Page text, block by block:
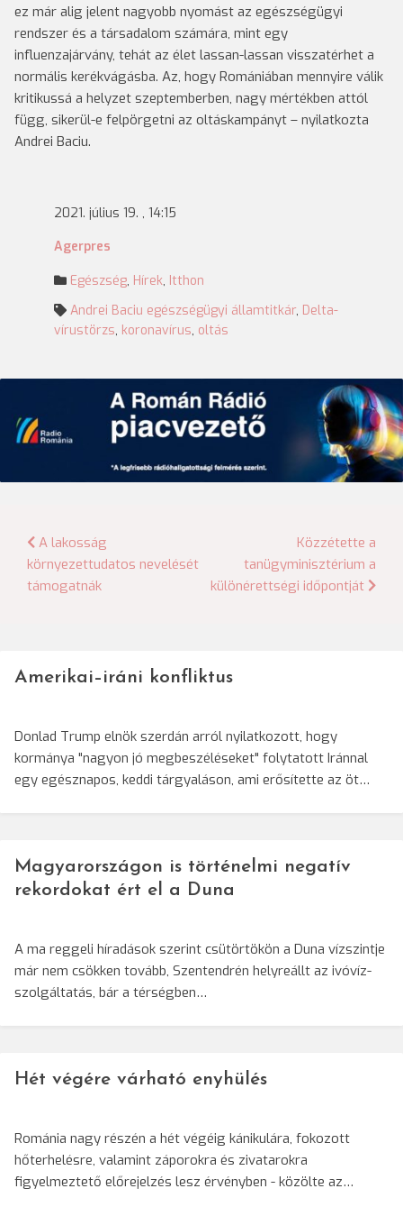
ez már alig jelent nagyobb nyomást az egészségügyi
rendszer és a társadalom számára, mint egy
influenzajárvány, tehát az élet lassan-lassan visszatérhet a
normális kerékvágásba. Az, hogy Romániában mennyire válik
kritikussá a helyzet szeptemberben, nagy mértékben attól
függ, sikerül-e felpörgetni az oltáskampányt – nyilatkozta
Andrei Baciu.
2021. július 19. , 14:15
Agerpres
Egészség, Hírek, Itthon
Andrei Baciu egészségügyi államtitkár, Delta-
vírustörzs, koronavírus, oltás
Bejegyzés
navigáció
A lakosság
környezettudatos nevelését
támogatnák
Közzétette a
tanügyminisztérium a
különérettségi időpontját
Amerikai–iráni konfliktus
Donlad Trump elnök szerdán arról nyilatkozott, hogy
kormánya "nagyon jó megbeszéléseket" folytatott Iránnal
egy egésznapos, keddi tárgyaláson, ami erősítette az öt…
Magyarországon is történelmi negatív
rekordokat ért el a Duna
A ma reggeli híradások szerint csütörtökön a Duna vízszintje
már nem csökken tovább, Szentendrén helyreállt az ivóvíz-
szolgáltatás, bár a térségben…
Hét végére várható enyhülés
Románia nagy részén a hét végéig kánikulára, fokozott
hőterhelésre, valamint záporokra és zivatarokra
figyelmeztető előrejelzés lesz érvényben - közölte az…